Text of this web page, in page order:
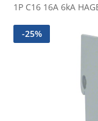
1P C16 16A 6kA
-25%